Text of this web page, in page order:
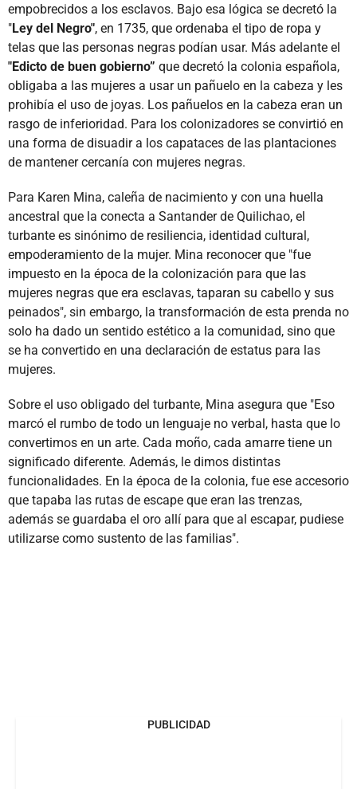
empobrecidos a los esclavos. Bajo esa lógica se decretó la
"Ley del Negro", en 1735, que ordenaba el tipo de ropa y
telas que las personas negras podían usar. Más adelante el
"Edicto de buen gobierno” que decretó la colonia española,
obligaba a las mujeres a usar un pañuelo en la cabeza y les
prohibía el uso de joyas. Los pañuelos en la cabeza eran un
rasgo de inferioridad. Para los colonizadores se convirtió en
una forma de disuadir a los capataces de las plantaciones
de mantener cercanía con mujeres negras.
Para Karen Mina, caleña de nacimiento y con una huella
ancestral que la conecta a Santander de Quilichao, el
turbante es sinónimo de resiliencia, identidad cultural,
empoderamiento de la mujer. Mina reconocer que "fue
impuesto en la época de la colonización para que las
mujeres negras que era esclavas, taparan su cabello y sus
peinados", sin embargo, la transformación de esta prenda no
solo ha dado un sentido estético a la comunidad, sino que
se ha convertido en una declaración de estatus para las
mujeres.
Sobre el uso obligado del turbante, Mina asegura que "Eso
marcó el rumbo de todo un lenguaje no verbal, hasta que lo
convertimos en un arte. Cada moño, cada amarre tiene un
significado diferente. Además, le dimos distintas
funcionalidades. En la época de la colonia, fue ese accesorio
que tapaba las rutas de escape que eran las trenzas,
además se guardaba el oro allí para que al escapar, pudiese
utilizarse como sustento de las familias".
PUBLICIDAD